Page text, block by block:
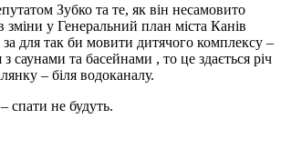
Зубко та те, як він несамовито
у Генеральний план міста Канів
для так би мовити дитячого комплексу –
з саунами та басейнами , то це здається річ
– біля водоканалу.
спати не будуть.